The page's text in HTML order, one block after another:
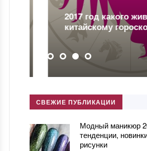
2017 год какого
китайскому гороскопу?
СВЕЖИЕ ПУБЛИКАЦИИ
Модный маникюр
тенденции,
рисунки